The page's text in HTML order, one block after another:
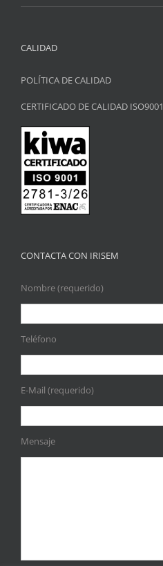
CALIDAD
POLÍTICA DE CALIDAD
CERTIFICADO DE CALIDAD ISO9001
CONTACTA CON IRISEM
Nombre (requerido)
Teléfono
E-Mail (requerido)
Mensaje